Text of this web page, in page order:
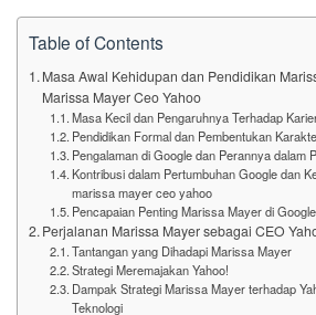
Table of Contents
Masa Awal Kehidupan dan Pendidikan
Marissa Mayer Ceo Yahoo
Masa Kecil dan Pengaruhnya Terhadap
Pendidikan Formal dan Pembentukan
Pengalaman di Google dan Perannya dalam
Kontribusi dalam Pertumbuhan Google dan
marissa mayer ceo yahoo
Pencapaian Penting Marissa Mayer di Google
Perjalanan Marissa Mayer sebagai CEO
Tantangan yang Dihadapi Marissa Mayer
Strategi Meremajakan Yahoo!
Dampak Strategi Marissa Mayer terhadap
Teknologi